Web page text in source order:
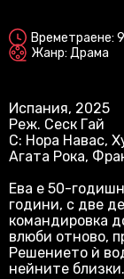
Времетраене:
Жанр: Драма
Испания, 2025
Реж. Сеск Гай
С: Нора Навас,
Агата Рока,
Ева е 50-
години, с две
командировка
влюби отново,
Решението ѝ
нейните близки.